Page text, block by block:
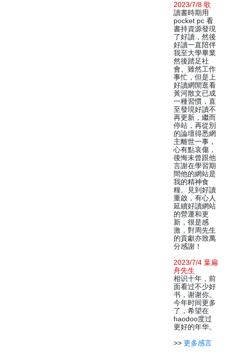
2023/7/8 歌
讀書時期用
pocket pc 看
書持資源發現
了好讀，然後
好讀一直陪伴
我至大學畢業
然後踏足社
會。雖然工作
事忙，但是上
好讀網閒逛看
黃河散文已成
一種習慣，直
至發現好讀不
再更新，繼而
停站，再從別
的論壇得悉網
主離世一事，
心有點哀傷，
後悔未曾跟他
言謝在學習期
間他的網站是
我的精神食
糧。見到好讀
重啟，有心人
延續好讀網站
的營運和更
新，很是感
激，對周先生
的貢獻亦致萬
分感謝！
2023/7/4 葉扁
舟先生
相识十年，前
面看过不少好
书，谢谢你。
今年时间更多
了，希望在
haodoo度过
更好的年华。
>> 更多感言